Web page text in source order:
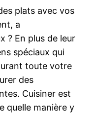
plats avec vos
a
? En plus de leur
spéciaux qui
toute votre
des
Cuisiner est
quelle manière y